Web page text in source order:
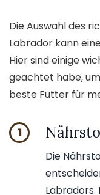
Die Auswahl des
Labrador kann
Hier sind einige
geachtet habe,
beste Futter für
1
Die